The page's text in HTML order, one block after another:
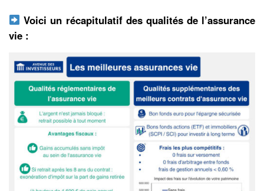
Voici un récapitulatif des qualités de l’assurance
vie :